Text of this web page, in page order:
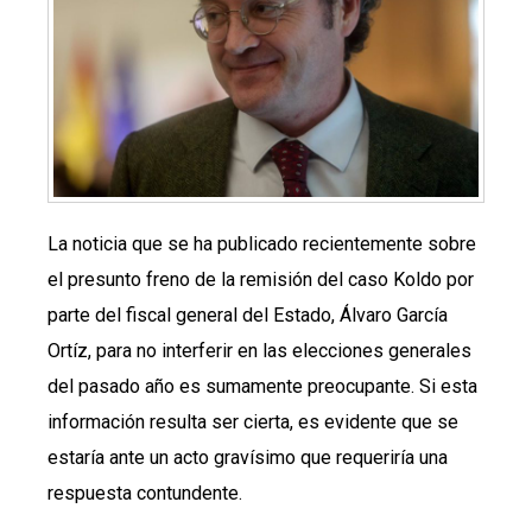
La noticia que se ha publicado recientemente sobre
el presunto freno de la remisión del caso Koldo por
parte del fiscal general del Estado, Álvaro García
Ortíz, para no interferir en las elecciones generales
del pasado año es sumamente preocupante. Si esta
información resulta ser cierta, es evidente que se
estaría ante un acto gravísimo que requeriría una
respuesta contundente.